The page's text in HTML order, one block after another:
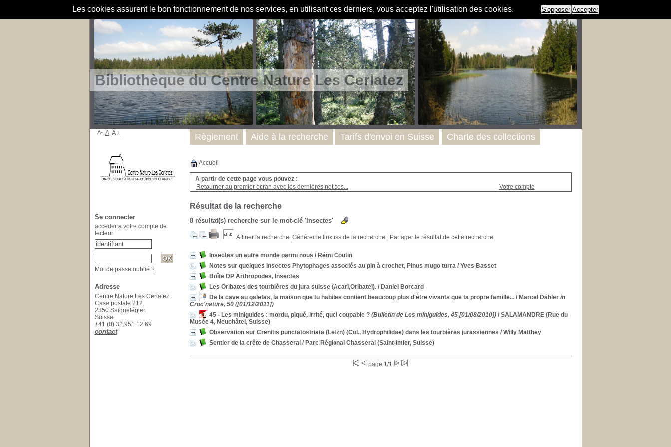
Les cookies assurent le bon fonctionnement de nos services, en utilisant ces derniers, vous acceptez l'utilisation des cookies. S'opposer Accepter
Bibliothèque du Centre Nature Les Cerlatez
Accueil
A partir de cette page vous pouvez :
Retourner au premier écran avec les dernières notices...
Votre compte
Résultat de la recherche
8 résultat(s) recherche sur le mot-clé 'Insectes'
Affiner la recherche Générer le flux rss de la recherche Partager le résultat de cette recherche
Insectes un autre monde parmi nous / Rémi Coutin
Notes sur quelques insectes Phytophages associés au pin à crochet, Pinus mugo turra/ Yves Basset
Boîte DP Arthropodes, Insectes
Les Oribates des tourbières du jura suisse (Acari,Oribatei)./ Daniel Borcard
De la cave au galetas, la maison que tu habites contient beaucoup plus d'être vivants que ta propre famille.../ Marcel Dähler in
Croc'nature, 50 ([01/12/2011])
45 - Les miniguides : mordu, piqué, irrité, quel coupable ?(Bulletin de Les miniguides, 45 [01/08/2010])/ SALAMANDRE (Rue du
Musée 4, Neuchâtel, Suisse)
Observation sur Crenitis punctatostriata (Letzn) (Col., Hydrophilidae) dans les tourbières jurassiennes / Willy Matthey
Sentier de la crête de Chasseral / Parc Régional Chasseral (Saint-Imier, Suisse)
page 1/1
Règlement Aide à la recherche Tarifs d'envoi en Suisse Charte des collections
A- A A+
Se connecter
accéder à votre compte de
lecteur
Mot de passe oublié ?
Adresse
Centre Nature Les Cerlatez
Case postale 212
2350 Saignelégier
Suisse
+41 (0) 32 951 12 69
contact